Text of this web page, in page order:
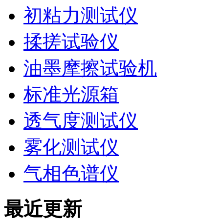
初粘力测试仪
揉搓试验仪
油墨摩擦试验机
标准光源箱
透气度测试仪
雾化测试仪
气相色谱仪
最近更新